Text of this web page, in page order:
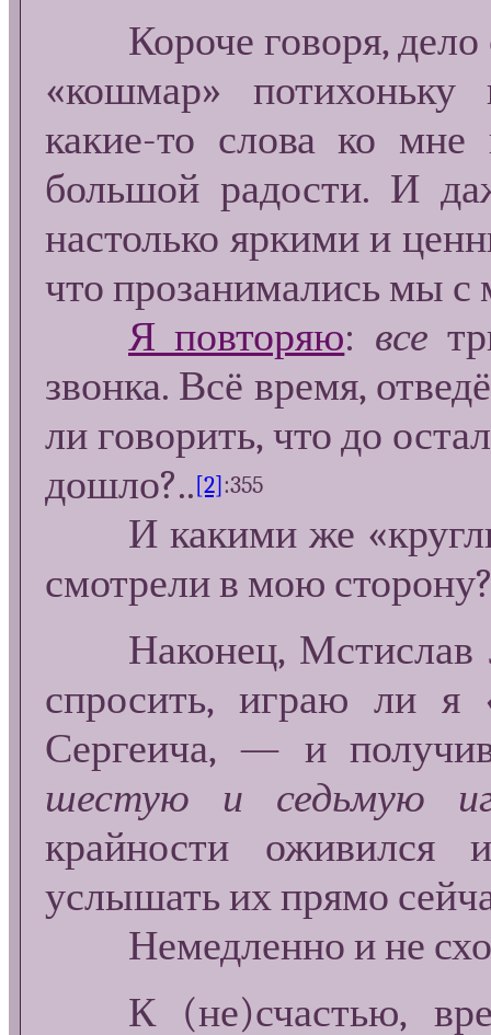
Короче говоря, дело
«кошмар» потихоньку
какие-то слова ко
большой радости. И
настолько яркими и
что прозанимались мы с
Я повторяю: все
звонка. Всё время,
ли говорить, что до
дошло?..[2]:355
И какими же
смотрели в мою
Наконец, Мстислав
спросить, играю ли я
Сергеича, — и
шестую и седьмую
крайности оживился
услышать их прямо
Немедленно и не
К (не)счастью,